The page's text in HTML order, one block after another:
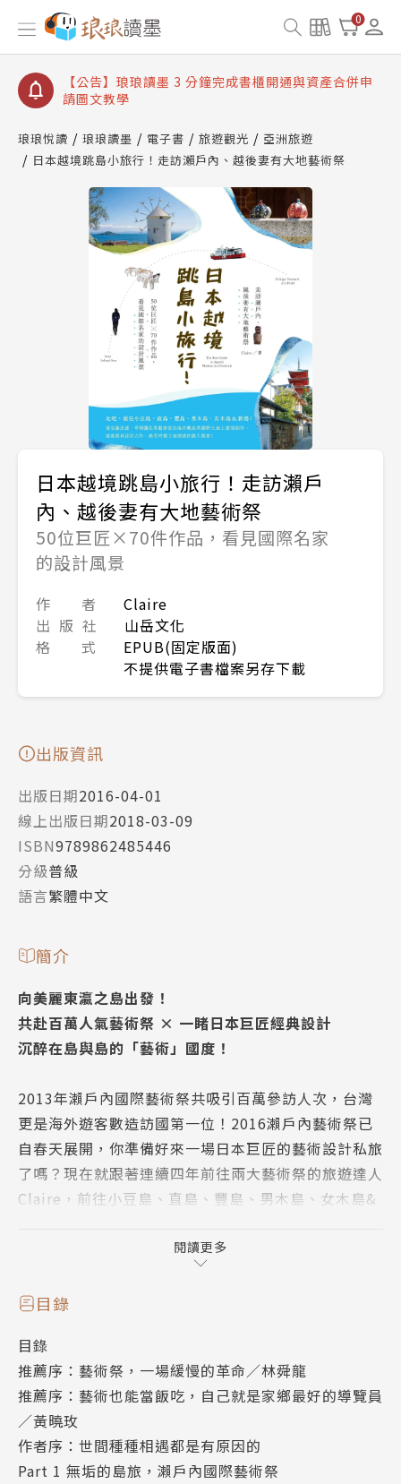
0
【公告】琅琅讀墨數位閱讀資產合併與書櫃開通申請
【公告】琅琅讀墨書櫃開通常見問題
【公告】琅琅讀墨 3 分鐘完成書櫃開通與資產合併申
請圖文教學
查詢
【公告】琅琅讀墨數位閱讀資產合併與書櫃開通申請
琅琅悅讀 琅琅讀墨 電子書 旅遊觀光
亞洲旅遊
日本越境跳島小旅行！走訪瀨戶內、越後妻有大地藝術祭
日本越境跳島小旅行！走訪瀨戶
內、越後妻有大地藝術祭
50位巨匠×70件作品，看見國際名家
的設計風景
作 者
Claire
出 版 社
山岳文化
格 式
EPUB(固定版面)
不提供電子書檔案另存下載
出版資訊
出版日期2016-04-01
線上出版日期2018-03-09
ISBN9789862485446
分級普級
語言繁體中文
簡介
向美麗東瀛之島出發！
共赴百萬人氣藝術祭 × 一睹日本巨匠經典設計
沉醉在島與島的「藝術」國度！
2013年瀨戶內國際藝術祭共吸引百萬參訪人次，台灣
更是海外遊客數造訪國第一位！2016瀨戶內藝術祭已
自春天展開，你準備好來一場日本巨匠的藝術設計私旅
了嗎？現在就跟著連續四年前往兩大藝術祭的旅遊達人
Claire，前往小豆島、直島、豐島、男木島、女木島&
◎瀨戶內國際藝術祭的無垢島旅──藝術家與島民重現
海島生命力
在瀨戶內海的各個離島，曾被當作垃圾廢棄物掩埋場、
島上貓比人多，甚至被作為療養島，收容被日本社會長
期遺忘的重症患者⋯⋯但從2010開始、每三年舉辦的
瀨戶內藝術祭，讓原本人口老化、沒落寂寥的小島，重
現生命力！
閱讀更多
目錄
目錄
推薦序：藝術祭，一場緩慢的革命／林舜龍
推薦序：藝術也能當飯吃，自己就是家鄉最好的導覽員
／黃曉玫
作者序：世間種種相遇都是有原因的
Part 1 無垢的島旅，瀨戶內國際藝術祭